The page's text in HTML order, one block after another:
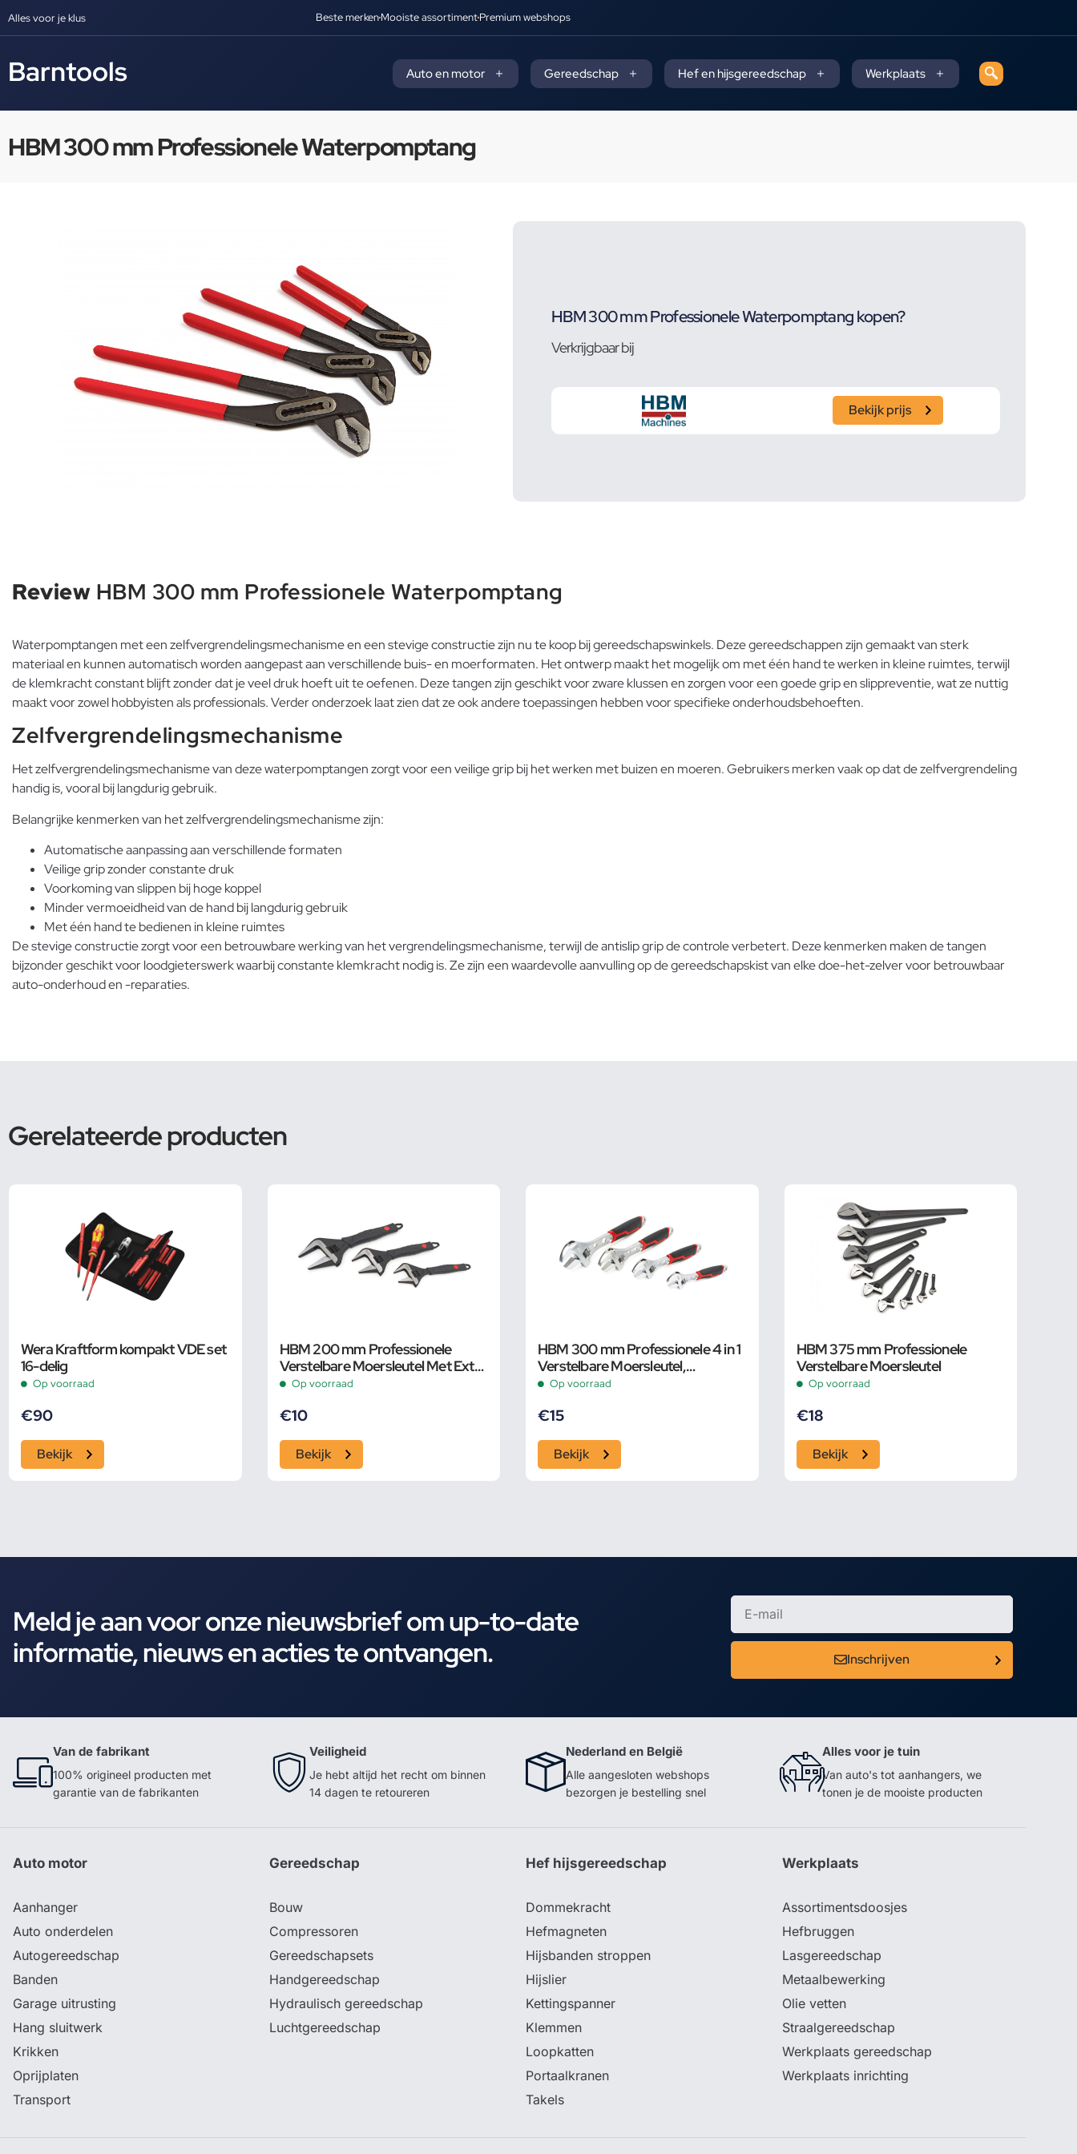
Alles voor je klus Beste merkenMooiste assortimentPremium webshops
Barntools Auto en motor Gereedschap Hef en hijsgereedschap Werkplaats
HBM 300 mm Professionele Waterpomptang
HBM 300 mm Professionele Waterpomptang kopen?
Verkrijgbaar bij
Bekijk prijs
Review HBM 300 mm Professionele Waterpomptang
Waterpomptangen met een zelfvergrendelingsmechanisme en een stevige constructie zijn nu te koop bij gereedschapswinkels. Deze gereedschappen zijn gemaakt van sterk
materiaal en kunnen automatisch worden aangepast aan verschillende buis- en moerformaten. Het ontwerp maakt het mogelijk om met één hand te werken in kleine ruimtes, terwijl
de klemkracht constant blijft zonder dat je veel druk hoeft uit te oefenen. Deze tangen zijn geschikt voor zware klussen en zorgen voor een goede grip en slippreventie, wat ze nuttig
maakt voor zowel hobbyisten als professionals. Verder onderzoek laat zien dat ze ook andere toepassingen hebben voor specifieke onderhoudsbehoeften.
Zelfvergrendelingsmechanisme
Het zelfvergrendelingsmechanisme van deze waterpomptangen zorgt voor een veilige grip bij het werken met buizen en moeren. Gebruikers merken vaak op dat de zelfvergrendeling
handig is, vooral bij langdurig gebruik.
Belangrijke kenmerken van het zelfvergrendelingsmechanisme zijn:
Automatische aanpassing aan verschillende formaten
Veilige grip zonder constante druk
Voorkoming van slippen bij hoge koppel
Minder vermoeidheid van de hand bij langdurig gebruik
Met één hand te bedienen in kleine ruimtes
De stevige constructie zorgt voor een betrouwbare werking van het vergrendelingsmechanisme, terwijl de antislip grip de controle verbetert. Deze kenmerken maken de tangen
bijzonder geschikt voor loodgieterswerk waarbij constante klemkracht nodig is. Ze zijn een waardevolle aanvulling op degereedschapskist van elke doe-het-zelvervoor betrouwbaar
auto-onderhoud en -reparaties.
Gerelateerde producten
Wera Kraftform kompakt VDE set
16-delig
Op voorraad
€90
Bekijk
HBM 200 mm Professionele
Verstelbare Moersleutel Met Extra
Groot Bereik en Extra Smalle Bek
Op voorraad
€10
Bekijk
HBM 300 mm Professionele 4 in 1
Verstelbare Moersleutel,
Pijpsleutel
Op voorraad
€15
Bekijk
HBM 375 mm Professionele
Verstelbare Moersleutel
Op voorraad
€18
Bekijk
Meld je aan voor onze nieuwsbrief om up-to-date
informatie, nieuws en acties te ontvangen.
Inschrijven
Van de fabrikant
100% origineel producten met
garantie van de fabrikanten
Veiligheid
Je hebt altijd het recht om binnen
14 dagen te retoureren
Nederland en België
Alle aangesloten webshops
bezorgen je bestelling snel
Alles voor je tuin
Van auto's tot aanhangers, we
tonen je de mooiste producten
Auto motor
Aanhanger
Auto onderdelen
Autogereedschap
Banden
Garage uitrusting
Hang sluitwerk
Krikken
Oprijplaten
Transport
Gereedschap
Bouw
Compressoren
Gereedschapsets
Handgereedschap
Hydraulisch gereedschap
Luchtgereedschap
Hef hijsgereedschap
Dommekracht
Hefmagneten
Hijsbanden stroppen
Hijslier
Kettingspanner
Klemmen
Loopkatten
Portaalkranen
Takels
Werkplaats
Assortimentsdoosjes
Hefbruggen
Lasgereedschap
Metaalbewerking
Olie vetten
Straalgereedschap
Werkplaats gereedschap
Werkplaats inrichting